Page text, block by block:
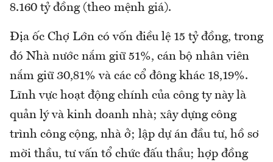
8.160 tỷ đồng (theo mệnh giá).
Địa ốc Chợ Lớn có vốn điều lệ 15 tỷ đồng, trong
đó Nhà nước nắm giữ 51%, cán bộ nhân viên
nắm giữ 30,81% và các cổ đông khác 18,19%.
Lĩnh vực hoạt động chính của công ty này là
quản lý và kinh doanh nhà; xây dựng công
trình công cộng, nhà ở; lập dự án đầu tư, hồ sơ
mời thầu, tư vấn tổ chức đấu thầu; hợp đồng